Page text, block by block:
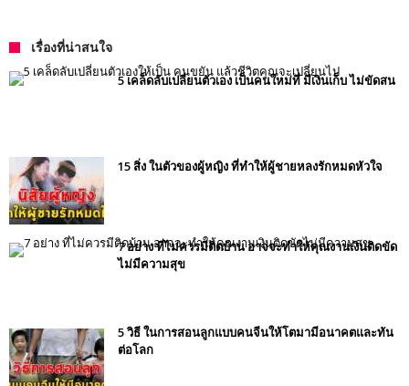
เรื่องที่น่าสนใจ
5 เคล็ดลับเปลี่ยนตัวเอง เป็นคนใหม่ที่ มีเงินเก็บ ไม่ขัดสน
15 สิ่ง ในตัวของผู้หญิง ที่ทำให้ผู้ชายหลงรักหมดหัวใจ
7 อย่าง ที่ไม่ควรมีติดบ้าน อาจจะทำให้คุณงานเงินติดขัด
ไม่มีความสุข
5 วิธี ในการสอนลูกแบบคนจีนให้โตมามีอนาคตและทัน
ต่อโลก